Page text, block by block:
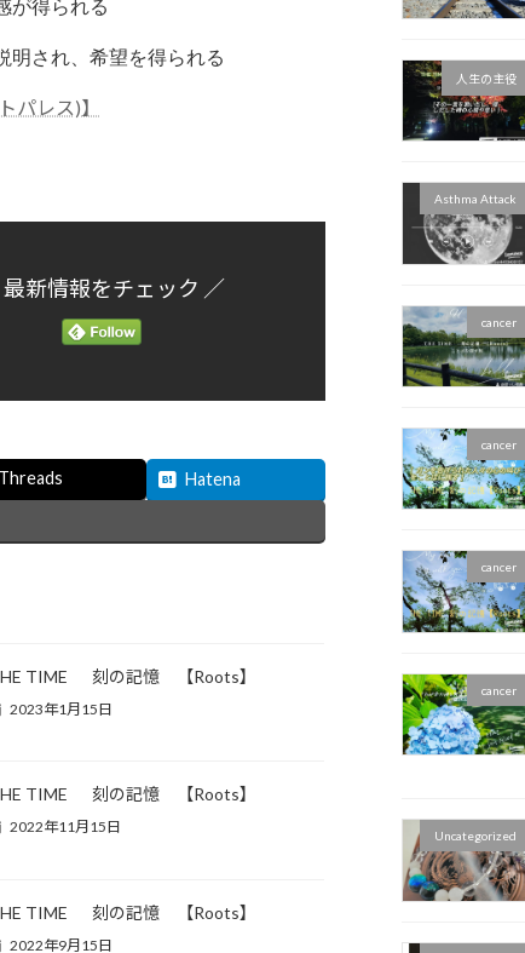
が得られる
明され、希望を得られる
パレス)】
最新情報をチェック ／
Threads Hatena
TIME 刻の記憶 【Roots】
2023年1月15日
TIME 刻の記憶 【Roots】
2022年11月15日
TIME 刻の記憶 【Roots】
2022年9月15日
人生の主役
Asthma Attack
cancer
cancer
cancer
cancer
Uncategorized